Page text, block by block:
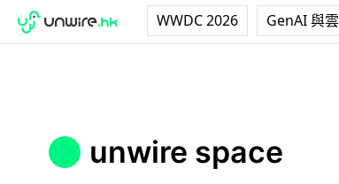
WWDC 2026 GenAI 與
unwire space